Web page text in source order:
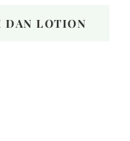
DAN LOTION